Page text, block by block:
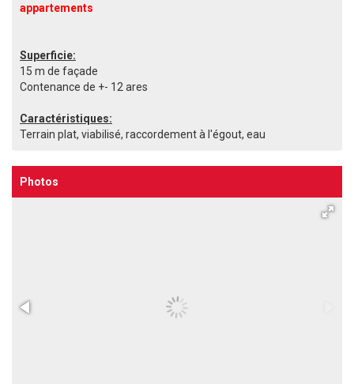
appartements
Superficie:
15 m de façade
Contenance de +- 12 ares
Caractéristiques:
Terrain plat, viabilisé, raccordement à l'égout, eau
Photos